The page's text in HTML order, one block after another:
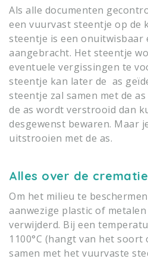
Als alle documenten
een vuurvast steentje op de
steentje is een onuitwisbaar
aangebracht. Het steentje
eventuele vergissingen te
steentje kan later de as
steentje zal samen met de
de as wordt verstrooid dan
desgewenst bewaren. Maar
uitstrooien met de as.
Alles over de
Om het milieu te
aanwezige plastic of
verwijderd. Bij een
1100°C (hangt van het
samen met het vuurvaste